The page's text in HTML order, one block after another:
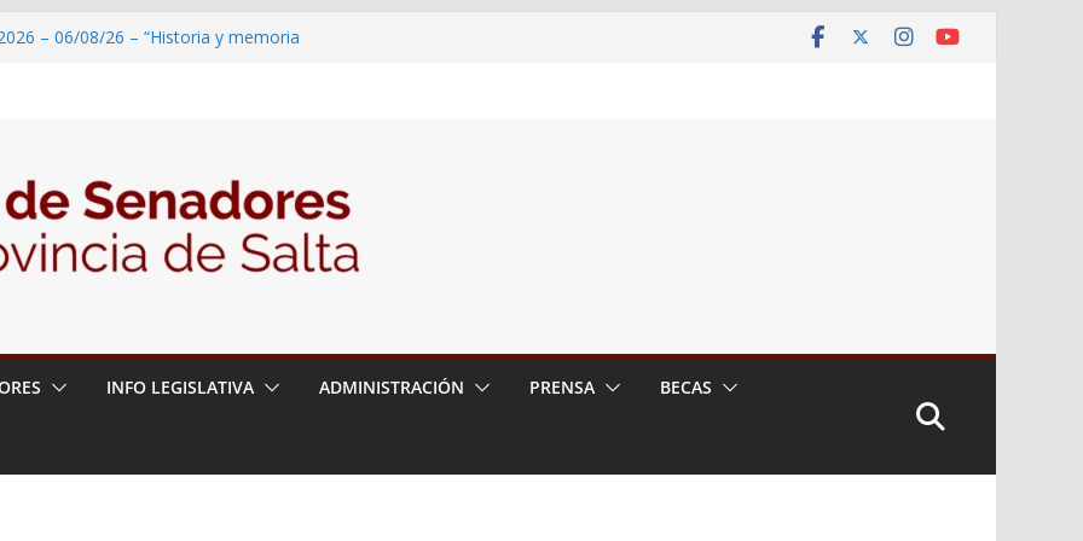
– 06/08/26 – “Historia y memoria
– 06/08/26 – Presentación del libro
del Dr. Víctor Alfredo Frías
– 06/08/26 – 82° Edición de la Expo
INFO LEGISLATIVA ADMINISTRACIÓN PRENSA BECAS